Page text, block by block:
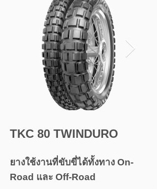
TKC 80 TWINDURO
ยางใช้งานที่ขับขี่ได้ทั้งทาง On-
Road และ Off-Road